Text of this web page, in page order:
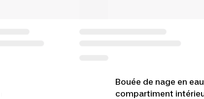
Bouée de nage en
compartiment